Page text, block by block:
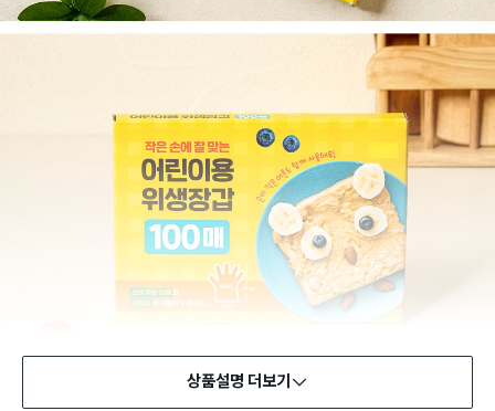
상품설명 더보기